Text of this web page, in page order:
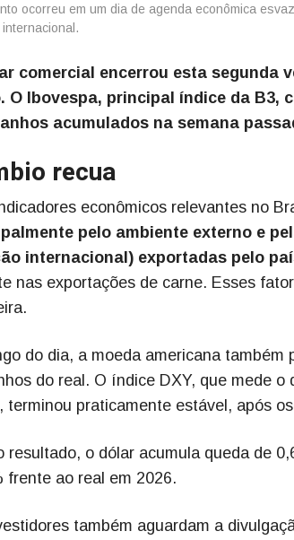
ocorreu em um dia de agenda econômica
comercial encerrou esta segunda
O Ibovespa, principal índice da B3,
acumulados na semana
recua
econômicos relevantes no
pelo ambiente externo e
internacional) exportadas pelo
nas exportações de carne. Esses
do dia, a moeda americana
do real. O índice DXY, que mede
terminou praticamente estável, após
resultado, o dólar acumula queda de
frente ao real em 2026.
também aguardam a